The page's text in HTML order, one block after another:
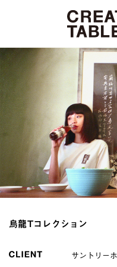
烏龍Tコレクション
サントリー